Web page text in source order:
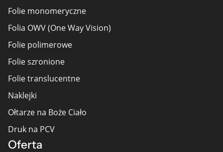
Folie monomeryczne
Folia OWV (One Way Vision)
Folie polimerowe
Folie szronione
Folie translucentne
Naklejki
Ołtarze na Boże Ciało
Druk na PCV
Oferta